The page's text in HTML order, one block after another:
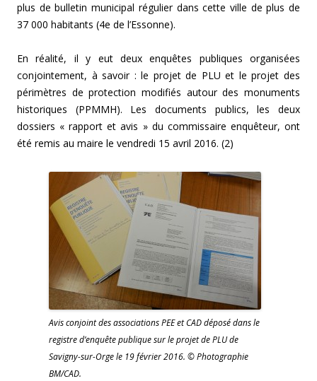
plus de bulletin municipal régulier dans cette ville de plus de
37 000 habitants (4e de l’Essonne).
En réalité, il y eut deux enquêtes publiques organisées
conjointement, à savoir : le projet de PLU et le projet des
périmètres de protection modifiés autour des monuments
historiques (PPMMH). Les documents publics, les deux
dossiers « rapport et avis » du commissaire enquêteur, ont
été remis au maire le vendredi 15 avril 2016. (2)
Avis conjoint des associations PEE et CAD déposé dans le
registre d’enquête publique sur le projet de PLU de
Savigny-sur-Orge le 19 février 2016. © Photographie
BM/CAD.